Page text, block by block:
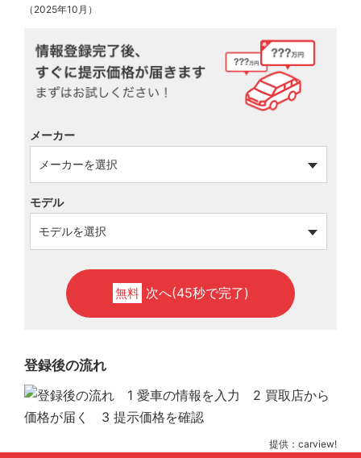
（2025年10月）
メーカー
モデル
無料 次へ(45秒で完了)
登録後の流れ
提供：carview!